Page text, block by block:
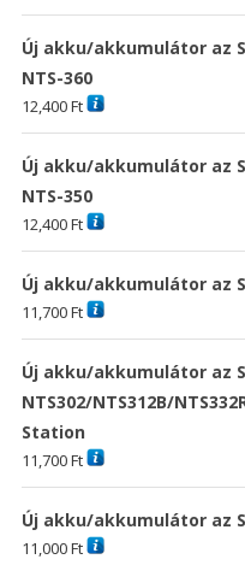
Új akku/akkumulátor az
NTS-360
12,400Ft
Új akku/akkumulátor az
NTS-350
12,400Ft
Új akku/akkumulátor az
11,700Ft
Új akku/akkumulátor az
NTS302/NTS312B/
Station
11,700Ft
Új akku/akkumulátor az
11,000Ft